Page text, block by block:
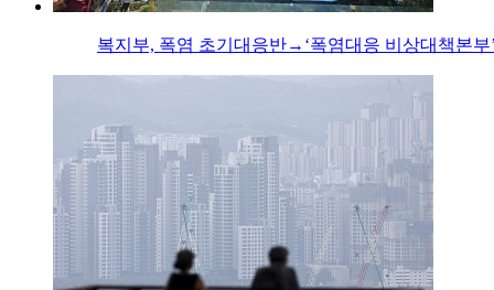
복지부, 폭염 초기대응반→‘폭염대응 비상대책본부